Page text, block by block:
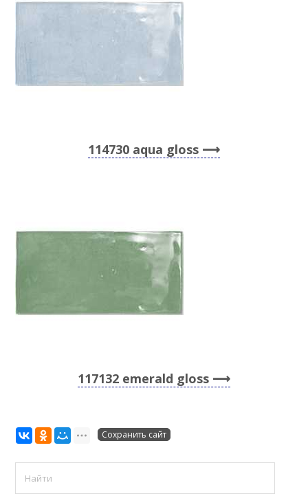
114730 aqua gloss
117132 emerald gloss
Сохранить сайт